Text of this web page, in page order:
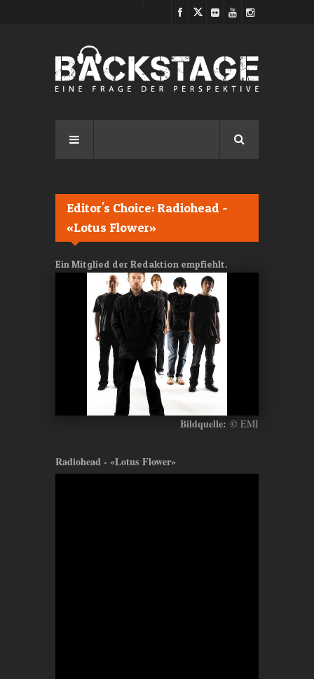
Editor's Choice: Radiohead -
«Lotus Flower»
Ein Mitglied der Redaktion empfiehlt.
Bildquelle: © EMI
Radiohead - «Lotus Flower»